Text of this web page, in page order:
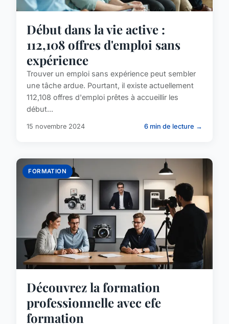
Début dans la vie active :
112,108 offres d'emploi sans
expérience
Trouver un emploi sans expérience peut sembler
une tâche ardue. Pourtant, il existe actuellement
112,108 offres d'emploi prêtes à accueillir les
début...
15 novembre 2024 6 min de lecture →
FORMATION
Découvrez la formation
professionnelle avec efe
formation